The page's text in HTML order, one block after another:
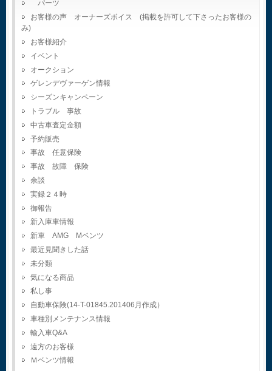
パーツ
お客様の声 オーナーズボイス (掲載を許可して下さったお客様の
み)
お客様紹介
イベント
オークション
ゲレンデヴァーゲン情報
シーズンキャンペーン
トラブル 事故
中古車査定金額
予約販売
事故 任意保険
事故 故障 保険
余談
実録２４時
御報告
新入庫車情報
新車 AMG Mベンツ
最近見聞きした話
未分類
気になる商品
私し事
自動車保険(14-T-01845.201406月作成）
車種別メンテナンス情報
輸入車Q&A
遠方のお客様
Ｍベンツ情報